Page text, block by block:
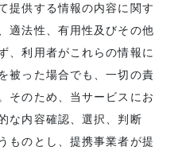
提供する情報の内容に関す
適法性、有用性及びその他
、利用者がこれらの情報に
被った場合でも、一切の責
そのため、当サービスにお
な内容確認、選択、判断
ものとし、提携事業者が提